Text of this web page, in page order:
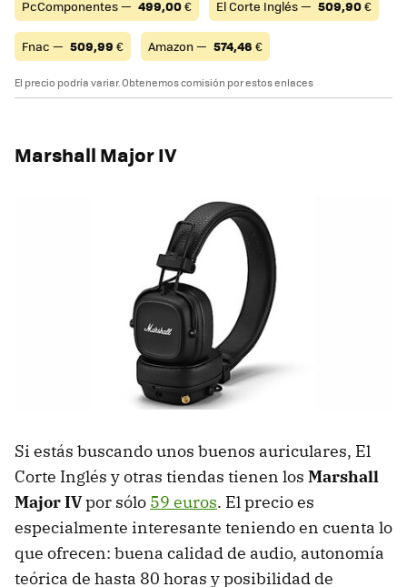
PcComponentes — 499,00€ El Corte Inglés — 509,90€
Fnac — 509,99 € Amazon — 574,46 €
El precio podría variar. Obtenemos comisión por estos enlaces
Marshall Major IV
Si estás buscando unos buenos auriculares, El
Corte Inglés y otras tiendas tienen los Marshall
Major IVpor sólo 59 euros. El precio es
especialmente interesante teniendo en cuenta lo
que ofrecen: buena calidad de audio, autonomía
teórica de hasta 80 horas y posibilidad de